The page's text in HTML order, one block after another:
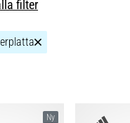
filter
Ny